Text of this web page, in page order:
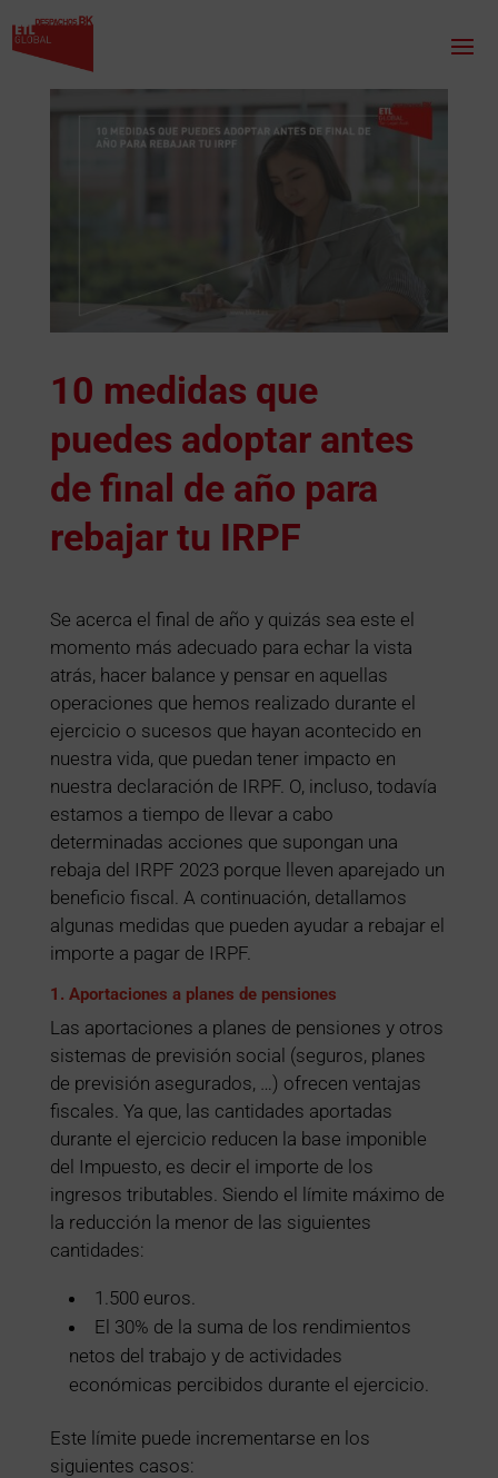
10 medidas que
puedes adoptar antes
de final de año para
rebajar tu IRPF
Se acerca el final de año y quizás sea este el
momento más adecuado para echar la vista
atrás, hacer balance y pensar en aquellas
operaciones que hemos realizado durante el
ejercicio o sucesos que hayan acontecido en
nuestra vida, que puedan tener impacto en
nuestra declaración de IRPF. O, incluso, todavía
estamos a tiempo de llevar a cabo
determinadas acciones que supongan una
rebaja del IRPF 2023 porque lleven aparejado un
beneficio fiscal. A continuación, detallamos
algunas medidas que pueden ayudar a rebajar el
importe a pagar de IRPF.
1. Aportaciones a planes de pensiones
Las aportaciones a planes de pensiones y otros
sistemas de previsión social (seguros, planes
de previsión asegurados, …) ofrecen ventajas
fiscales. Ya que, las cantidades aportadas
durante el ejercicio reducen la base imponible
del Impuesto, es decir el importe de los
ingresos tributables. Siendo el límite máximo de
la reducción la menor de las siguientes
cantidades:
1.500 euros.
El 30% de la suma de los rendimientos
netos del trabajo y de actividades
económicas percibidos durante el ejercicio.
Este límite puede incrementarse en los
siguientes casos: